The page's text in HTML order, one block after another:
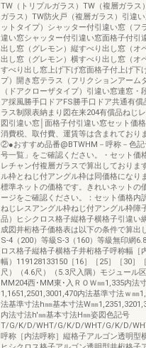
TW（トリプルガラス）TW（複層ガラス
ガラス）TW防火戸（複層ガラス）引違
ットタイプ）シャッター付引違い窓（フ
違い窓シャッター付引違い窓面格子付引
出し窓（グレモン）縦すべり出し窓（オ
出し窓（グレモン）横すべり出し窓（オ
すべり出し窓上げ下げ窓面格子付上げ下
プ）開き窓テラス（フリクションアーム
（ドアクローザタイプ）引違い窓連窓・
ア採風勝手口ドアFS勝手口ドア共通有
ラス制限表納まり図在来204有償品ねじ
図引違い窓│面格子付引違い窓セット価格
消費税、取付費、運賃等は含まれており
②●おすすめ品番@BTWHM－呼称－色記
号一覧」をご確認ください。・セット価
レチャン付複層ガラスで算出しておりま
ル枠とねじ付アングル枠は同価格になり
標準ネットの価格です。きれいネットの
ージをご確認ください。：セット価格内
ねじレスアングル枠ねじ付アングル枠障
品）ヒシクロス格子縦格子横格子引違い
成図井桁格子価格表は以下の条件で算出
S-4（200）等級S-3（160）等級無印網
ロス格子縦格子横格子井桁格子呼称幅［
幅）119128133150［16］［25］［30］
尺）（4.6尺）（5.3尺入隅）モジュール
MM204西･MM東･入ＲＯＷ㎜1,335内法
1,1651,2501,3001,470内法基準寸法ｗ㎜
法基準寸法h㎜基本寸法W㎜
内法寸法h'㎜基本寸法H㎜姿図色記号
T/G/K/D/WHT/G/K/D/WHT/G/K/D/
呼称［内法呼称］縦格子アルゴン透明型